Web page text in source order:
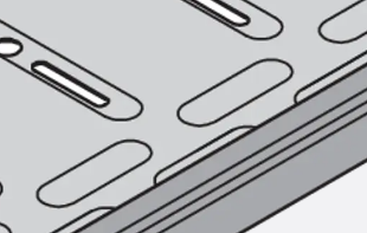
Anschlagbefestigungen
Liftschachtanker JLF
Liftschachtschlinge JLS
Maueranschlussschienen
Zurück
Maueranschlussschienen
Maueranschlussschiene KT
Trapezblechbefestigungsschienen